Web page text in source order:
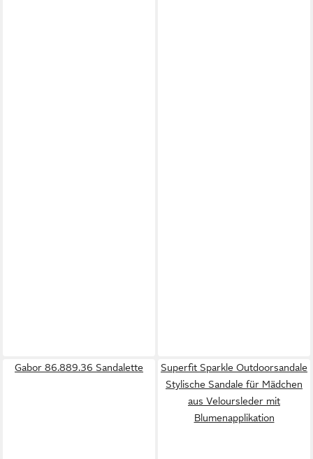
Gabor 86.889.36 Sandalette
Superfit Sparkle Outdoorsandale
Stylische Sandale für Mädchen
aus Veloursleder mit
Blumenapplikation